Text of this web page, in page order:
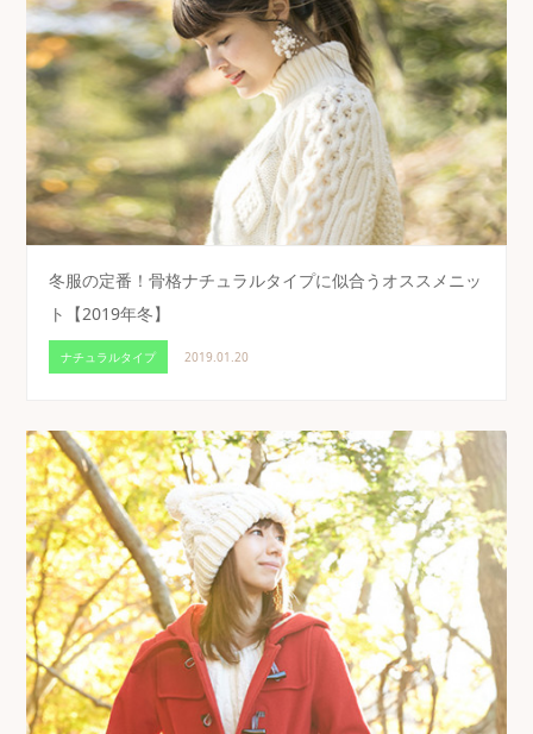
冬服の定番！骨格ナチュラルタイプに似合うオススメニッ
ト【2019年冬】
ナチュラルタイプ 2019.01.20